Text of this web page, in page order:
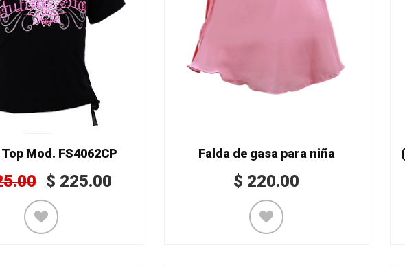
Mod. FS4062CP
$ 225.00
Falda de gasa para niña
$ 220.00